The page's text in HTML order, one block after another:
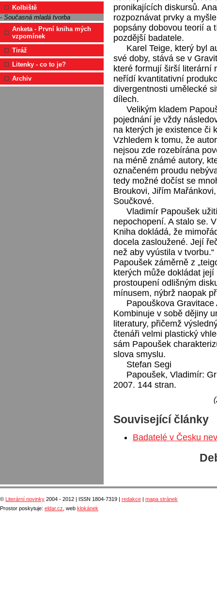
Kolbiště
- Současná mladá tvorba
Anketa - První kniha mých
vzpomínek
Tiráž
Litenky - co to je?
Archiv
pronikajících diskursů.
rozpoznávat prvky a
popsány dobovou teorií a
pozdější badatele.
Karel Teige, který byl
své doby, stává se v
které formují širší literární
neřídí kvantitativní
divergentnosti umělecké
dílech.
Velikým kladem
pojednání je vždy
na kterých je existence či
Vzhledem k tomu, že
nejsou zde rozebírána
na méně známé autory,
označeném proudu
tedy možné dočíst se
Broukovi, Jiřím
Součkové.
Vladimír Papoušek
nepochopení. A stalo se.
Kniha dokládá, že
docela zasloužené. Její
než aby vyústila v
Papoušek záměrně z
kterých může dokládat
prostoupení odlišným
mínusem, nýbrž naopak
Papouškova
Kombinuje v sobě dějiny
literatury, přičemž
čtenáři velmi plastický
sám Papoušek
slova smyslu.
Stefan Segi
Papoušek, Vladimír:
2007. 144 stran.
Související články
Badatelé v Česku
© Literární novinky 2004 - 2012 | ISSN 1804-7319 | redakce
mapa stránek
Prostor poskytuje: eldar.cz , web klokánek